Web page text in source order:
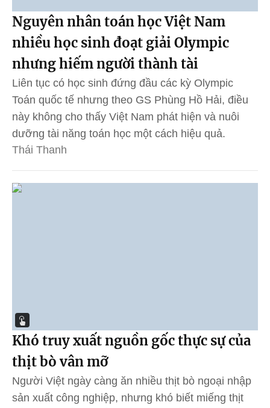
Nguyên nhân toán học Việt Nam
nhiều học sinh đoạt giải Olympic
nhưng hiếm người thành tài
Liên tục có học sinh đứng đầu các kỳ Olympic
Toán quốc tế nhưng theo GS Phùng Hồ Hải, điều
này không cho thấy Việt Nam phát hiện và nuôi
dưỡng tài năng toán học một cách hiệu quả.
Thái Thanh
Khó truy xuất nguồn gốc thực sự của
thịt bò vân mỡ
Người Việt ngày càng ăn nhiều thịt bò ngoại nhập
sản xuất công nghiệp, nhưng khó biết miếng thịt